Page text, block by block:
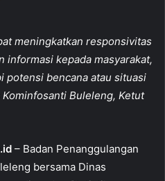
ar
e
meningkatkan responsivitas
informasi kepada masyarakat,
potensi bencana atau situasi
Buleleng, Ketut
– Badan Penanggulangan
bersama Dinas